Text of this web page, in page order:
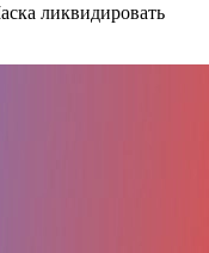
ликвидировать